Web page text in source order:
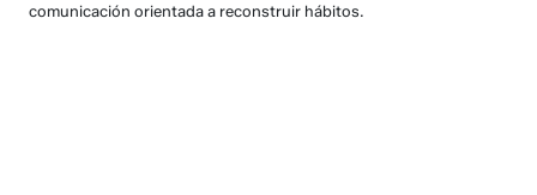
comunicación orientada a reconstruir hábitos.